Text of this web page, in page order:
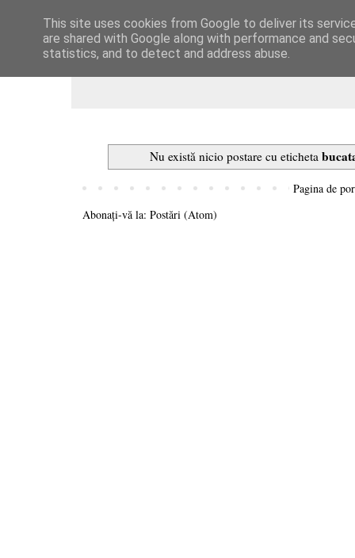
Dulcegarii culinare
Nu există nicio postare cu eticheta
Pagina de
Abonați-vă la: Postări (Atom)
This site uses cookies from Google to deliver its
are shared with Google along with performance and
statistics, and to detect and address abuse.